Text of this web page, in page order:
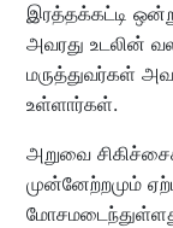
இரத்தக்கட்டி
அவரது உடலின்
மருத்துவர்கள்
உள்ளார்கள்.
அறுவை
முன்னேற்றமும்